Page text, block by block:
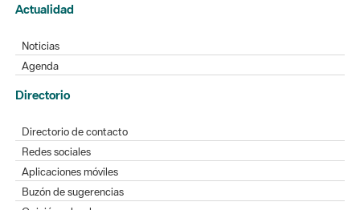
Actualidad
Noticias
Agenda
Directorio
Directorio de contacto
Redes sociales
Aplicaciones móviles
Buzón de sugerencias